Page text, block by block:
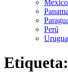
Mexico
Panama
Perú
Etiqueta: